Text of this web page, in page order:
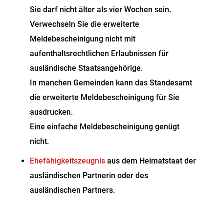
Sie darf nicht älter als vier Wochen sein.
Verwechseln Sie die erweiterte
Meldebescheinigung nicht mit
aufenthaltsrechtlichen Erlaubnissen für
ausländische Staatsangehörige.
In manchen Gemeinden kann das Standesamt
die erweiterte Meldebescheinigung für Sie
ausdrucken.
Eine einfache Meldebescheinigung genügt
nicht.
Ehefähigkeitszeugnis aus dem Heimatstaat der
ausländischen Partnerin oder des
ausländischen Partners.